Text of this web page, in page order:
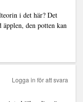
i det här? Det
äpplen, den potten kan
Logga in för att svara